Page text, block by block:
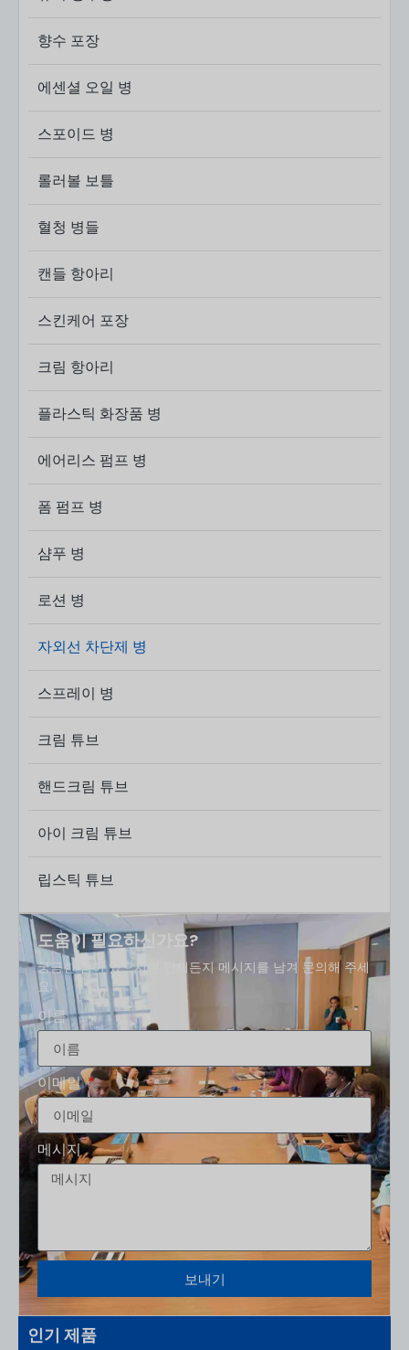
향수 포장
에센셜 오일 병
스포이드 병
롤러볼 보틀
혈청 병​들
캔들 항아리
스킨케어 포장
크림 항아리
플라스틱 화장품 병
에어리스 펌프 병
폼 펌프 병
샴푸 병
로션 병
자외선 차단제 병
스프레이 병
크림 튜브
핸드크림 튜브
아이 크림 튜브
립스틱 튜브
도움이 필요하신가요?
궁금한 점이 있으시면 언제든지 메시지를 남겨 문의해 주세
요.
이름
이메일
메시지
보내기
인기 제품
보유 패키징 자외선 차단제 스프레이 병은
어 브랜드에 적합합니다. 올바른 재료 선택, 스프레이 시
적입니다. 스타트업과 대규모 화장품 회사 모두